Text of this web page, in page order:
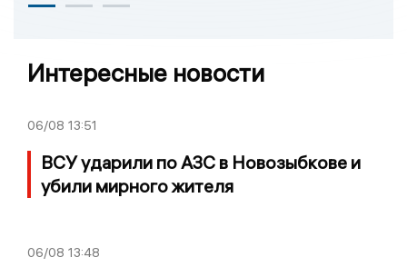
Интересные новости
06/08 13:51
ВСУ ударили по АЗС в Новозыбкове и
убили мирного жителя
06/08 13:48